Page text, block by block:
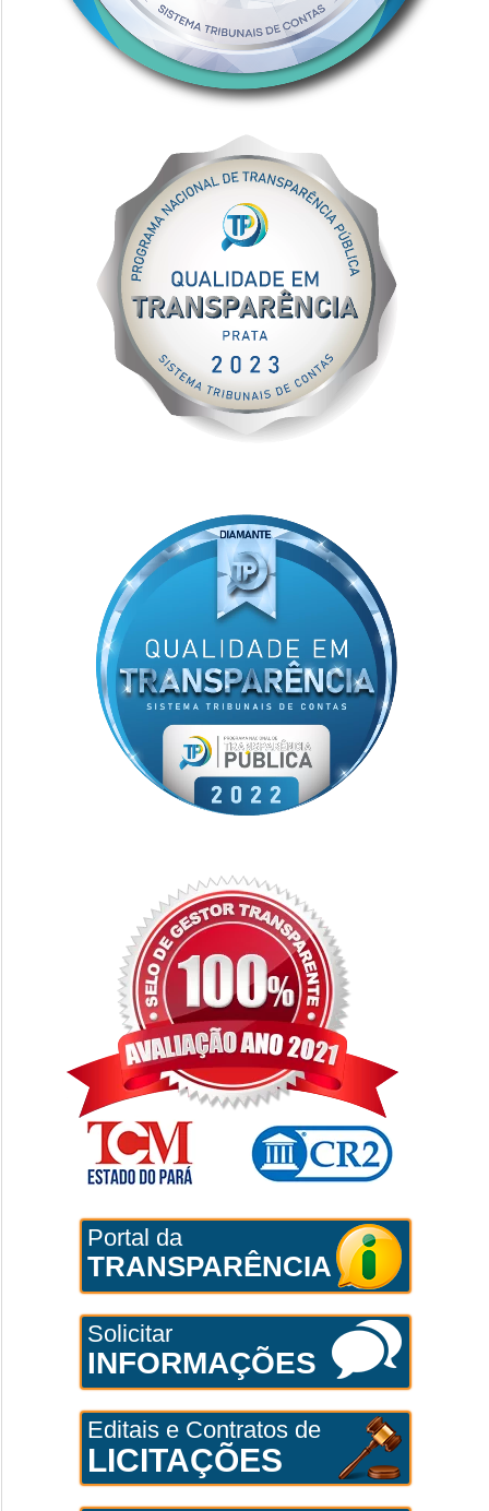
Portal da
TRANSPARÊNCIA
Solicitar
INFORMAÇÕES
Editais e Contratos de
LICITAÇÕES